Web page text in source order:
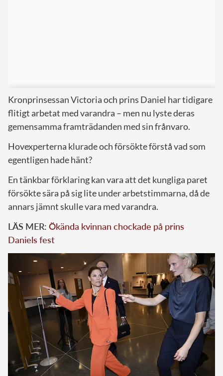
Kronprinsessan Victoria och prins Daniel har tidigare
flitigt arbetat med varandra – men nu lyste deras
gemensamma framträdanden med sin frånvaro.
Hovexperterna klurade och försökte förstå vad som
egentligen hade hänt?
En tänkbar förklaring kan vara att det kungliga paret
försökte sära på sig lite under arbetstimmarna, då de
annars jämnt skulle vara med varandra.
LÄS MER: Ökända kvinnan chockade på prins
Daniels fest